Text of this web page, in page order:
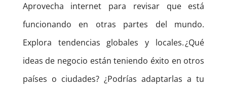
Aprovecha internet para revisar que está
funcionando en otras partes del mundo.
Explora tendencias globales y locales.¿Qué
ideas de negocio están teniendo éxito en otros
países o ciudades? ¿Podrías adaptarlas a tu